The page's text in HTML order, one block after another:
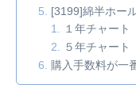
[3199]綿半ホー
１年チャート
５年チャート
購入手数料が一